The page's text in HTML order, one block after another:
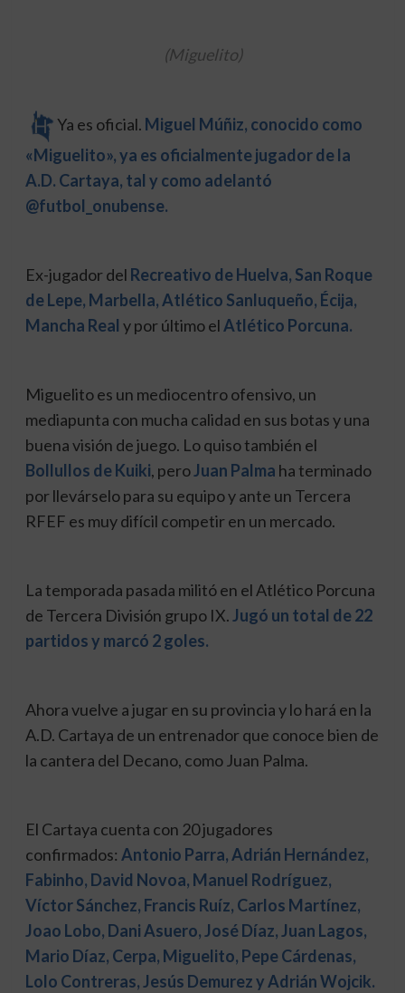
(Miguelito)
Ya es oficial. Miguel Múñiz, conocido como
«Miguelito», ya es oficialmente jugador de la
A.D. Cartaya, tal y como adelantó
@futbol_onubense.
Ex-jugador del Recreativo de Huelva, San Roque
de Lepe, Marbella, Atlético Sanluqueño, Écija,
Mancha Real y por último elAtlético Porcuna.
Miguelito es un mediocentro ofensivo, un
mediapunta con mucha calidad en sus botas y una
buena visión de juego. Lo quiso también el
Bollullos de Kuiki, peroJuan Palma ha terminado
por llevárselo para su equipo y ante un Tercera
RFEF es muy difícil competir en un mercado.
La temporada pasada militó en el Atlético Porcuna
de Tercera División grupo IX.Jugó un total de 22
partidos y marcó 2 goles.
Ahora vuelve a jugar en su provincia y lo hará en la
A.D. Cartaya de un entrenador que conoce bien de
la cantera del Decano, como Juan Palma.
El Cartaya cuenta con 20 jugadores
confirmados: Antonio Parra, Adrián Hernández,
Fabinho, David Novoa, Manuel Rodríguez,
Víctor Sánchez, Francis Ruíz, Carlos Martínez,
Joao Lobo, Dani Asuero, José Díaz, Juan Lagos,
Mario Díaz, Cerpa, Miguelito, Pepe Cárdenas,
Lolo Contreras, Jesús Demurez y Adrián Wojcik.